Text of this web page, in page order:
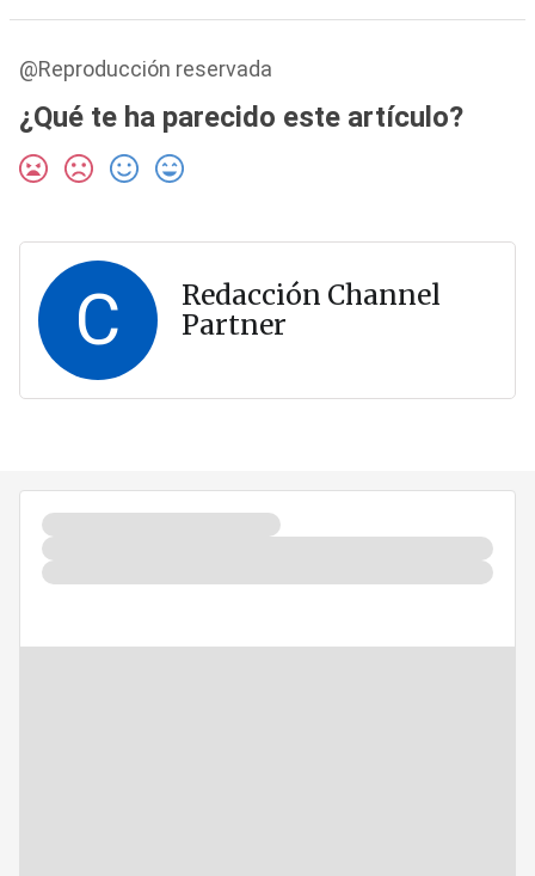
@Reproducción reservada
¿Qué te ha parecido este artículo?
C
Redacción Channel
Partner